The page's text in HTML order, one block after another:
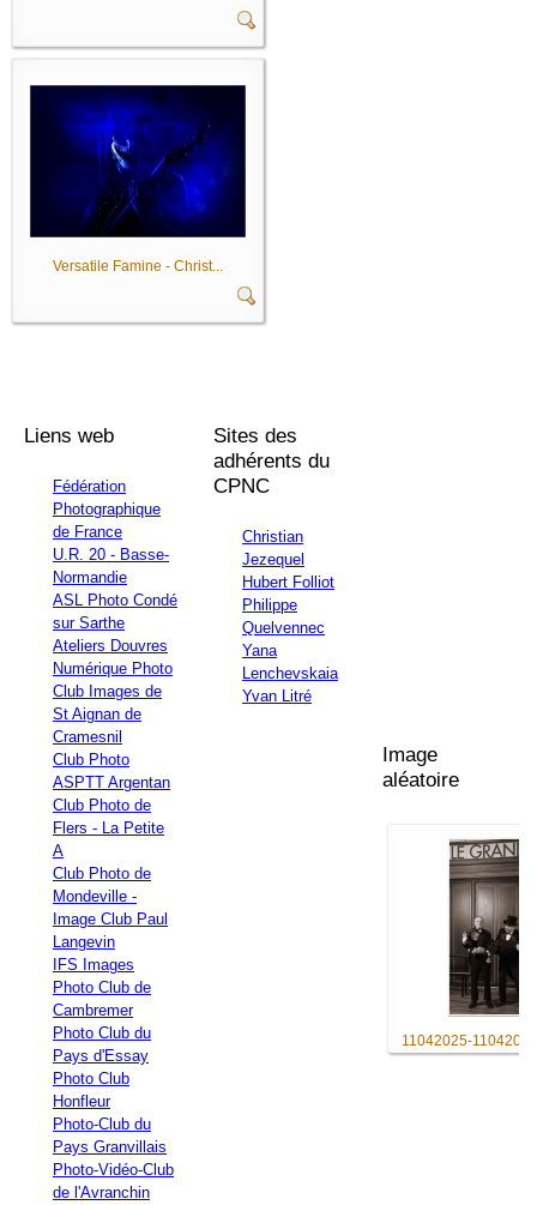
Versatile Famine - Christ...
Liens web
Fédération
Photographique
de France
U.R. 20 - Basse-
Normandie
ASL Photo Condé
sur Sarthe
Ateliers Douvres
Numérique Photo
Club Images de
St Aignan de
Cramesnil
Club Photo
ASPTT Argentan
Club Photo de
Flers - La Petite
A
Club Photo de
Mondeville -
Image Club Paul
Langevin
IFS Images
Photo Club de
Cambremer
Photo Club du
Pays d'Essay
Photo Club
Honfleur
Photo-Club du
Pays Granvillais
Photo-Vidéo-Club
de l'Avranchin
Sites des
adhérents du
CPNC
Christian
Jezequel
Hubert Folliot
Philippe
Quelvennec
Yana
Lenchevskaia
Yvan Litré
Image
aléatoire
11042025-